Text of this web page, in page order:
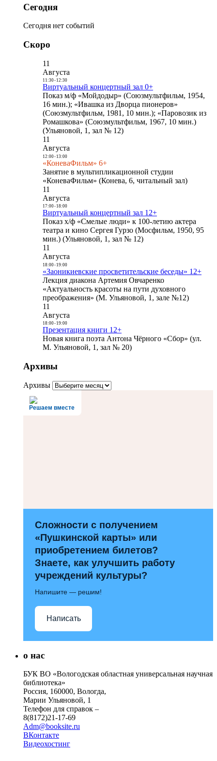
Сегодня
Сегодня нет событий
Скоро
11
Августа
11:30- 12:30
Виртуальный концертный зал 0+
Показ м/ф «Мойдодыр» (Союзмультфильм, 1954,
16 мин.); «Ивашка из Дворца пионеров»
(Союзмультфильм, 1981, 10 мин.); «Паровозик из
Ромашкова» (Союзмультфильм, 1967, 10 мин.)
(Ульяновой, 1, зал № 12)
11
Августа
12:00- 13:00
«КоневаФильм» 6+
Занятие в мультипликационной студии
«КоневаФильм» (Конева, 6, читальный зал)
11
Августа
17:00- 18:00
Виртуальный концертный зал 12+
Показ х/ф «Смелые люди» к 100-летию актера
театра и кино Сергея Гурзо (Мосфильм, 1950, 95
мин.) (Ульяновой, 1, зал № 12)
11
Августа
18:00- 19:00
«Заоникиевские просветительские беседы» 12+
Лекция диакона Артемия Овчаренко
«Актуальность красоты на пути духовного
преображения» (М. Ульяновой, 1, зале №12)
11
Августа
18:00- 19:00
Презентация книги 12+
Новая книга поэта Антона Чёрного «Сбор» (ул.
М. Ульяновой, 1, зал № 20)
Архивы
Архивы
Решаем вместе
Сложности с получением
«Пушкинской карты» или
приобретением билетов?
Знаете, как улучшить работу
учреждений культуры?
Напишите — решим!
Написать
о нас
БУК ВО «Вологодская областная универсальная научная
библиотека»
Россия, 160000, Вологда,
Марии Ульяновой, 1
Телефон для справок –
8(8172)21-17-69
Adm@booksite.ru
ВКонтакте
Видеохостинг